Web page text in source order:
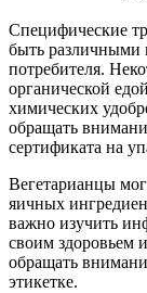
Специфические
быть различными
потребителя.
органической
химических
обращать
сертификата на
Вегетарианцы
яичных
важно изучить
своим здоровьем
обращать
этикетке.